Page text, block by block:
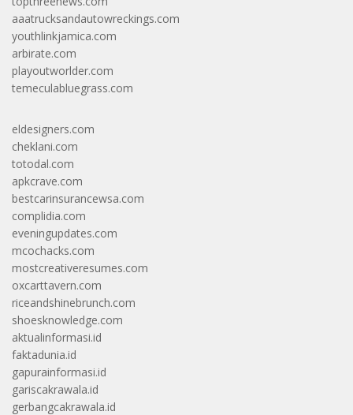
aaatrucksandautowreckings.com
youthlinkjamica.com
arbirate.com
playoutworlder.com
temeculabluegrass.com
eldesigners.com
cheklani.com
totodal.com
apkcrave.com
bestcarinsurancewsa.com
complidia.com
eveningupdates.com
mcochacks.com
mostcreativeresumes.com
oxcarttavern.com
riceandshinebrunch.com
shoesknowledge.com
aktualinformasi.id
faktadunia.id
gapurainformasi.id
gariscakrawala.id
gerbangcakrawala.id